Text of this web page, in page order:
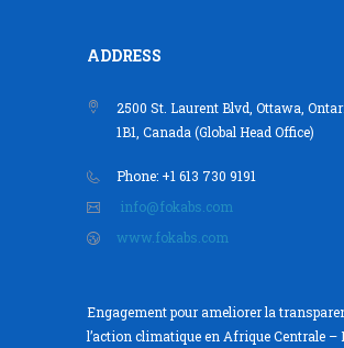
ADDRESS
2500 St. Laurent Blvd, Ottawa,
1B1, Canada (Global Head Office)
Phone: +1 613 730 9191
info@fokabs.com
www.fokabs.com
Engagement pour ameliorer la
l’action climatique en Afrique Centrale –